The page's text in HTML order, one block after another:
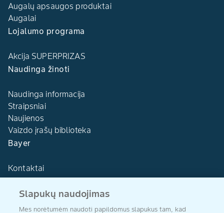
Augalų apsaugos produktai
Augalai
Lojalumo programa
Akcija SUPERPRIZAS
Naudinga žinoti
Naudinga informacija
Straipsniai
Naujienos
Vaizdo įrašų biblioteka
Bayer
Kontaktai
Slapukų naudojimas
Mes norėtumėm naudoti papildomus slapukus tam, kad